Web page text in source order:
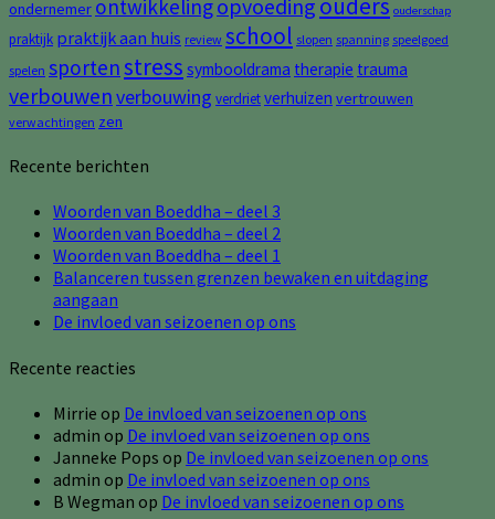
ondernemer ontwikkelingopvoeding ouderschap
praktijk praktijk aan huis review school slopen spanning speelgoed
spelen sportenstress symbooldrama therapie trauma
verbouwenverbouwing verdrietverhuizen vertrouwen
verwachtingen zen
Recente berichten
Woorden van Boeddha – deel 3
Woorden van Boeddha – deel 2
Woorden van Boeddha – deel 1
Balanceren tussen grenzen bewaken en uitdaging
aangaan
De invloed van seizoenen op ons
Recente reacties
Mirrie op De invloed van seizoenen op ons
admin op De invloed van seizoenen op ons
Janneke Pops op De invloed van seizoenen op ons
admin op De invloed van seizoenen op ons
B Wegman op De invloed van seizoenen op ons